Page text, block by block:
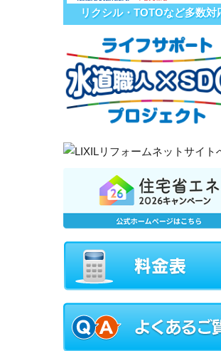
リクシル・TOTOなど多数対